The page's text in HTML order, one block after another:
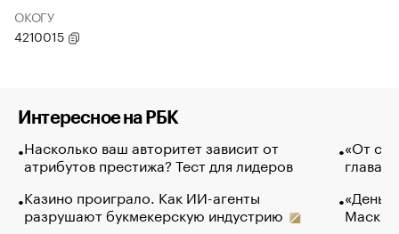
ОКОГУ
4210015
Интересное на РБК
Насколько ваш авторитет зависит от
атрибутов престижа? Тест для лидеров
Казино проиграло. Как ИИ-агенты
разрушают букмекерскую индустрию
«От
глава
Маск в